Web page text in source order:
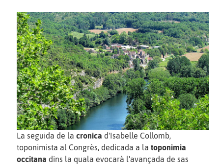
La seguida de la cronica d'Isabelle Collomb,
toponimista al Congrès, dedicada a la toponimia
occitana dins la quala evocarà l'avançada de sas